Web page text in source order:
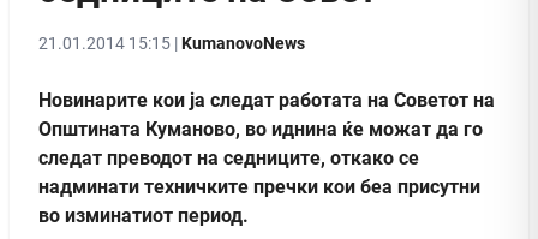
21.01.2014 15:15 |KumanovoNews
Новинарите кои ја следат работата на Советот на
Општината Куманово, во иднина ќе можат да го
следат преводот на седниците, откако се
надминати техничките пречки кои беа присутни
во изминатиот период.